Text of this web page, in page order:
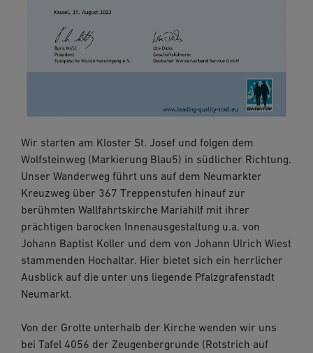
Wir starten am Kloster St. Josef und folgen dem
Wolfsteinweg (Markierung Blau5) in südlicher Richtung.
Unser Wanderweg führt uns auf dem Neumarkter
Kreuzweg über 367 Treppenstufen hinauf zur
berühmten Wallfahrtskirche Mariahilf mit ihrer
prächtigen barocken Innenausgestaltung u.a. von
Johann Baptist Koller und dem von Johann Ulrich Wiest
stammenden Hochaltar. Hier bietet sich ein herrlicher
Ausblick auf die unter uns liegende Pfalzgrafenstadt
Neumarkt.
Von der Grotte unterhalb der Kirche wenden wir uns
bei Tafel 4056 der Zeugenbergrunde (Rotstrich auf